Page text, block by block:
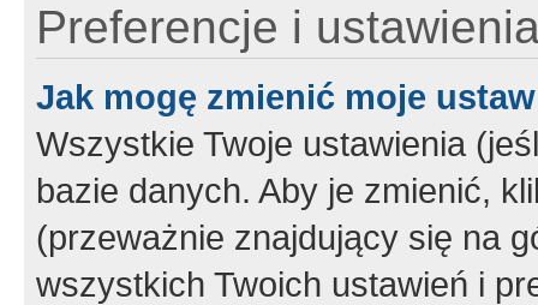
Preferencje i
Jak mogę zmienić moje
Wszystkie Twoje ustawienia
bazie danych. Aby je zmienić,
(przeważnie znajdujący się na
wszystkich Twoich ustawień i